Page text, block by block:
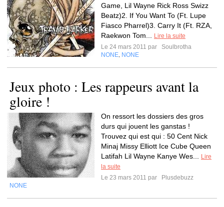
Game, Lil Wayne Rick Ross Swizz
Beatz)2. If You Want To (Ft. Lupe
Fiasco Pharrel)3. Carry It (Ft. RZA,
Raekwon Tom...
Lire la suite
Le 24 mars 2011 par
Soulbrotha
NONE NONE
Jeux photo : Les rappeurs avant la
gloire !
On ressort les dossiers des gros
durs qui jouent les ganstas !
Trouvez qui est qui : 50 Cent Nick
Minaj Missy Elliott Ice Cube Queen
Latifah Lil Wayne Kanye Wes...
Lire
la suite
Le 23 mars 2011 par
Plusdebuzz
NONE